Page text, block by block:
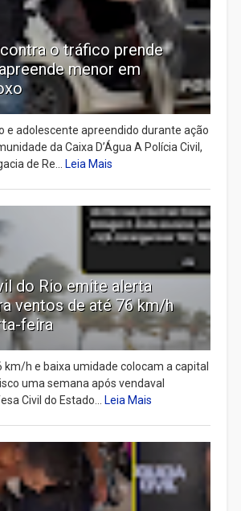
o tráfico prende
menor em
e adolescente apreendido durante ação
da Caixa D’Água A Polícia Civil,
de Re...
Leia Mais
do Rio emite alerta
ventos de até 76 km/h
feira
km/h e baixa umidade colocam a capital
uma semana após vendaval
Civil do Estado...
Leia Mais